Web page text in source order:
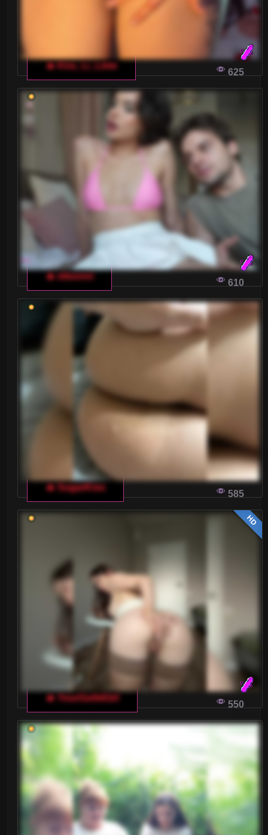
🔥 Kira_Li_Lime
625
🔥 elisonni
610
🔥 SugarKiss
585
HD
🔥 YourGo0dGirl
550